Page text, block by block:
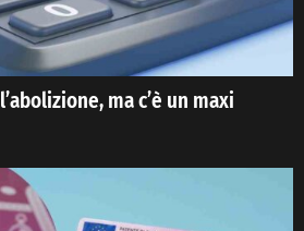
ma c’è un maxi